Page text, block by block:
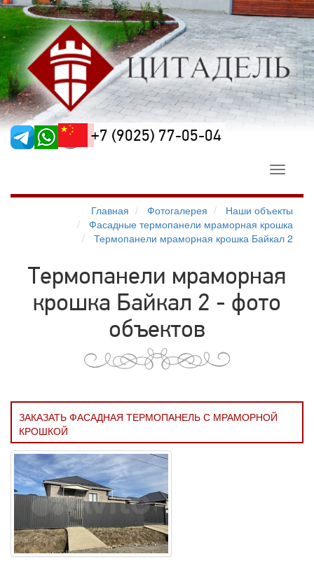
+7 (9025) 77-05-04
Toggle
Главная
Фотогалерея
Наши объекты
Фасадные термопанели мраморная крошка
Термопанели мраморная крошка Байкал 2
Термопанели мраморная
крошка Байкал 2 - фото
объектов
ЗАКАЗАТЬ ФАСАДНАЯ ТЕРМОПАНЕЛЬ С МРАМОРНОЙ
КРОШКОЙ